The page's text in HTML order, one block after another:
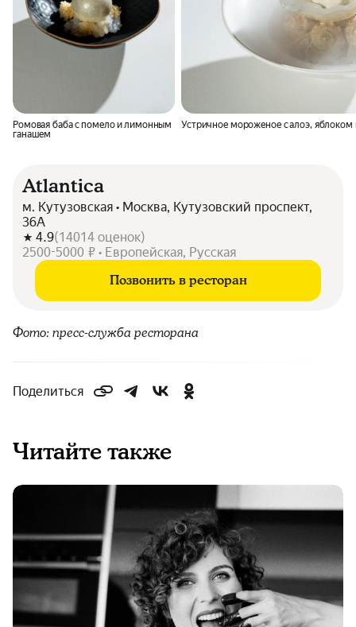
Ромовая баба с помело и лимонным
ганашем
Устричное мороженое с алоэ, яблоком
Atlantica
м. Кутузовская • Москва, Кутузовский проспект,
36А
4.9(14014 оценок)
2500-5000 ₽ • Европейская, Русская
Позвонить в ресторан
Фото: пресс-служба ресторана
Поделиться
Читайте также